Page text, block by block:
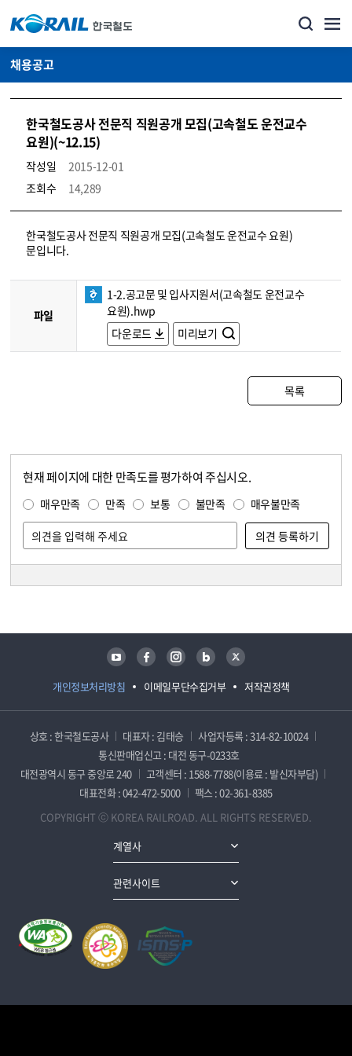
채용공고
한국철도공사 전문직 직원공개 모집(고속철도 운전교수
요원)(~12.15)
작성일
2015-12-01
조회수
14,289
코레일소개_경영공시_채용공고 상세보기 – 내용, 파일, 담당자 연락처로 구성
한국철도공사 전문직 직원공개 모집(고속철도 운전교수 요원)
문입니다.
파일
1-2.공고문 및 입사지원서(고속철도 운전교수
요원).hwp
다운로드
미리보기
목록
현재 페이지에 대한 만족도를 평가하여 주십시오.
매우만족 만족 보통 불만족 매우불만족
개인정보처리방침 이메일무단수집거부 저작권정책
유튜브 페이스북 인스타그램 블로그 트위터
상호 : 한국철도공사 대표자 : 김태승
사업자등록 : 314-82-10024
통신판매업신고 : 대전 동구-0233호
대전광역시 동구 중앙로 240
고객센터 : 1588-7788(이용료 : 발신자부담)
대표전화 : 042-472-5000
팩스 : 02-361-8385
COPYRIGHT ⓒ KOREA RAILROAD. ALL RIGHTS RESERVED.
계열사
관련사이트